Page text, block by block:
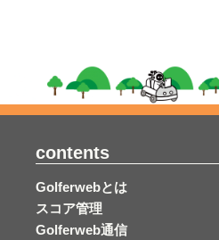
contents
Golferwebとは
スコア管理
Golferweb通信